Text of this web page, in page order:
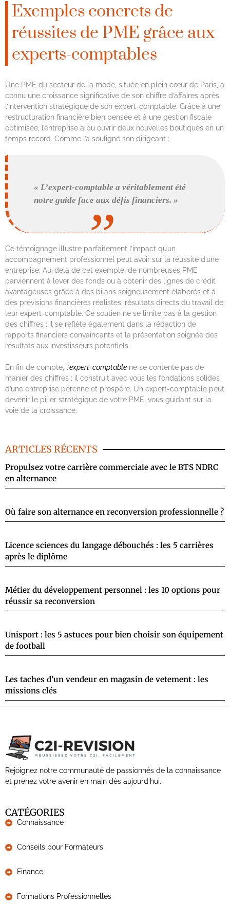
Exemples concrets de
réussites de PME grâce aux
experts-comptables
Une PME du secteur de la mode, située en plein cœur de Paris, a
connu une croissance significative de son chiffre d’affaires après
l’intervention stratégique de son expert-comptable. Grâce à une
restructuration financière bien pensée et à une gestion fiscale
optimisée, l’entreprise a pu ouvrir deux nouvelles boutiques en un
temps record. Comme l’a souligné son dirigeant :
« L’expert-comptable a véritablement été
notre guide face aux défis financiers. »
Ce témoignage illustre parfaitement l’impact qu’un
accompagnement professionnel peut avoir sur la réussite d’une
entreprise. Au-delà de cet exemple, de nombreuses PME
parviennent à lever des fonds ou à obtenir des lignes de crédit
avantageuses grâce à des bilans soigneusement élaborés et à
des prévisions financières réalistes, résultats directs du travail de
leur expert-comptable. Ce soutien ne se limite pas à la gestion
des chiffres ; il se reflète également dans la rédaction de
rapports financiers convaincants et la présentation soignée des
résultats aux investisseurs potentiels.
En fin de compte, l’expert-comptable ne se contente pas de
manier des chiffres ; il construit avec vous les fondations solides
d’une entreprise pérenne et prospère. Un expert-comptable peut
devenir le pilier stratégique de votre PME, vous guidant sur la
voie de la croissance.
ARTICLES RÉCENTS
Propulsez votre carrière commerciale avec le BTS NDRC
en alternance
Où faire son alternance en reconversion professionnelle ?
Licence sciences du langage débouchés : les 5 carrières
après le diplôme
Métier du développement personnel : les 10 options pour
réussir sa reconversion
Unisport : les 5 astuces pour bien choisir son équipement
de football
Les taches d’un vendeur en magasin de vetement : les
missions clés
Rejoignez notre communauté de passionnés de la connaissance
et prenez votre avenir en main dès aujourd’hui.
CATÉGORIES
Connaissance
Conseils pour Formateurs
Finance
Formations Professionnelles